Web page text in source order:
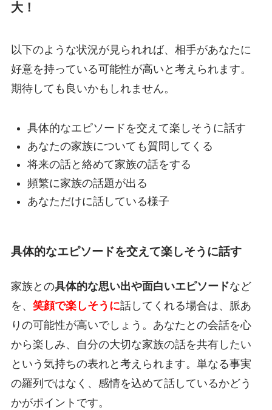
大！
以下のような状況が見られれば、相手があなたに
好意を持っている可能性が高いと考えられます。
期待しても良いかもしれません。
具体的なエピソードを交えて楽しそうに話す
あなたの家族についても質問してくる
将来の話と絡めて家族の話をする
頻繁に家族の話題が出る
あなただけに話している様子
具体的なエピソードを交えて楽しそうに話す
家族との具体的な思い出や面白いエピソードなど
を、 笑顔で楽しそうに話してくれる場合は、脈あ
りの可能性が高いでしょう。あなたとの会話を心
から楽しみ、自分の大切な家族の話を共有したい
という気持ちの表れと考えられます。単なる事実
の羅列ではなく、感情を込めて話しているかどう
かがポイントです。